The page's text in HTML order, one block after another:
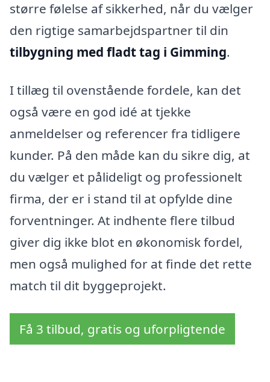
større følelse af sikkerhed, når du vælger
den rigtige samarbejdspartner til din
tilbygning med fladt tag i Gimming.
I tillæg til ovenstående fordele, kan det
også være en god idé at tjekke
anmeldelser og referencer fra tidligere
kunder. På den måde kan du sikre dig, at
du vælger et pålideligt og professionelt
firma, der er i stand til at opfylde dine
forventninger. At indhente flere tilbud
giver dig ikke blot en økonomisk fordel,
men også mulighed for at finde det rette
match til dit byggeprojekt.
Få 3 tilbud, gratis og uforpligtende